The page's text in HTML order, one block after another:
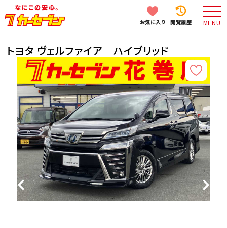
お気に入り 閲覧履歴 MENU
トヨタ ヴェルファイア ハイブリッド